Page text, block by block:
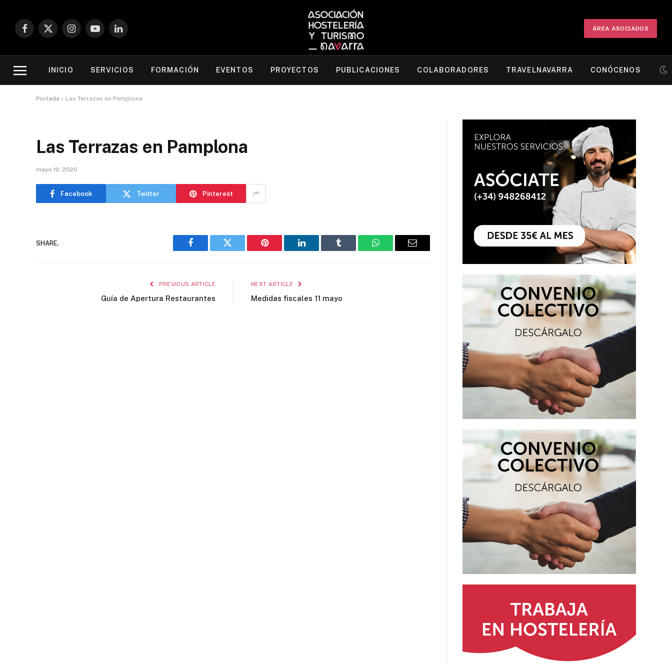
Facebook
X
InstagramYouTubeLinkedIn
ÁREA ASOCIADOS
INICIO SERVICIOS FORMACIÓN EVENTOS PROYECTOS PUBLICACIONES COLABORADORES TRAVELNAVARRA CONÓCENOS
Portada » Las Terrazas en Pamplona
Las Terrazas en Pamplona
mayo 10, 2020
Facebook Twitter Pinterest
SHARE.
Facebook Twitter Pinterest LinkedIn Tumblr WhatsAppEmail
PREVIOUS ARTICLE
Guía de Apertura Restaurantes
NEXT ARTICLE
Medidas fiscales 11 mayo